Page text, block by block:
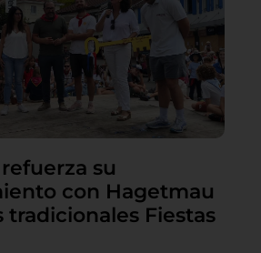
su
con Hagetmau
tradicionales Fiestas